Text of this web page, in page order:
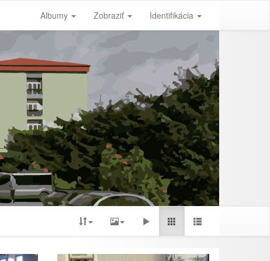
Albumy Zobraziť Identifikácia